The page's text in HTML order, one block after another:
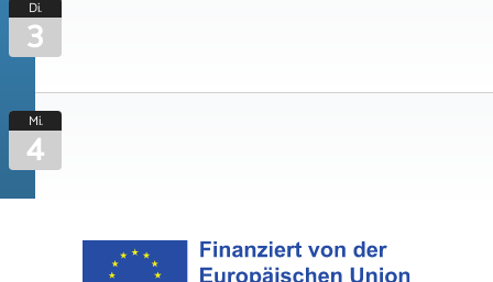
Di.
3
Mi.
4